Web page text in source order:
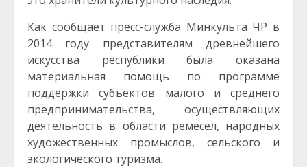
Как сообщает пресс-служба Минкульта ЧР в
2014 году представителям древнейшего
искусства республики была оказана
материальная помощь по программе
поддержки субъектов малого и среднего
предпринимательства, осуществляющих
деятельность в области ремесел, народных
художественных промыслов, сельского и
экологического туризма.